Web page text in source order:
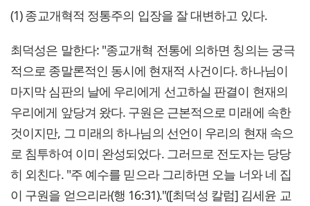
(1) 종교개혁적 정통주의 입장을 잘 대변하고 있다.
최덕성은 말한다: "종교개혁 전통에 의하면 칭의는 궁극
적으로 종말론적인 동시에 현재적 사건이다. 하나님이
마지막 심판의 날에 우리에게 선고하실 판결이 현재의
우리에게 앞당겨 왔다. 구원은 근본적으로 미래에 속한
것이지만, 그 미래의 하나님의 선언이 우리의 현재 속으
로 침투하여 이미 완성되었다. 그러므로 전도자는 당당
히 외친다. "주 예수를 믿으라 그리하면 오늘 너와 네 집
이 구원을 얻으리라(행 16:31)."([최덕성 칼럼] 김세윤 교